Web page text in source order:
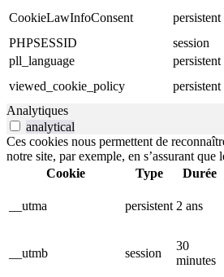
CookieLawInfoConsent
persistent
PHPSESSID
session
pll_language
persistent
viewed_cookie_policy
persistent
Analytiques
analytical
Ces cookies nous permettent de
notre site, par exemple, en s’assurant
Cookie
Type Durée
__utma persistent 2 ans
__utmb session
30
minutes